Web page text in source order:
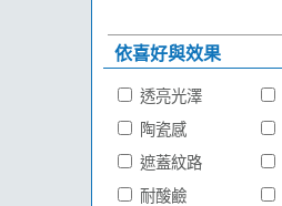
依喜好與效果
透亮光澤
陶瓷感
遮蓋紋路
耐酸鹼